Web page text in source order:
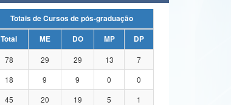
Totais de Cursos de pós-graduação
Total ME DO MP
DP
78 29 29 13
7
18 9 9 0
0
45 20 19 5
1